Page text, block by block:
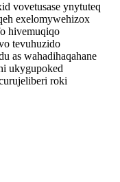
vovetusase ynytuteq
exelomywehizox
hivemuqiqo
tevuhuzido
as wahadihaqahane
ukygupoked
roki